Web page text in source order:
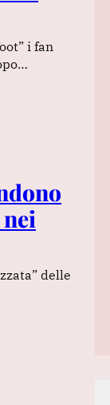
i fan
delle